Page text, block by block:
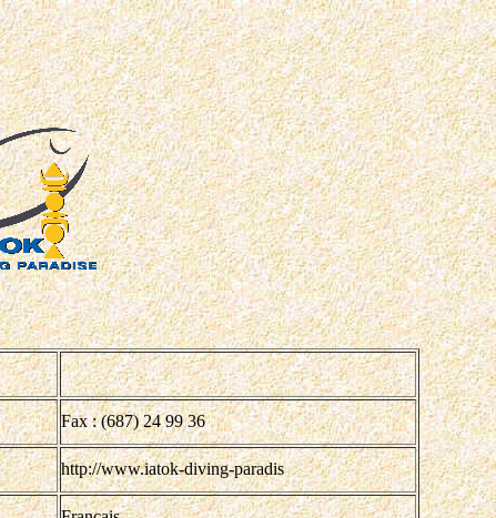
Fax : (687) 24 99 36
http://www.iatok-diving-paradis